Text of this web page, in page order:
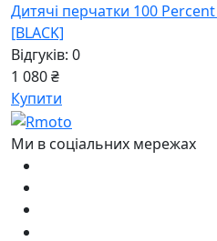
Дитячі перчатки 100 Percent
[BLACK]
Відгуків: 0
1 080 ₴
Купити
Ми в соціальних мережах